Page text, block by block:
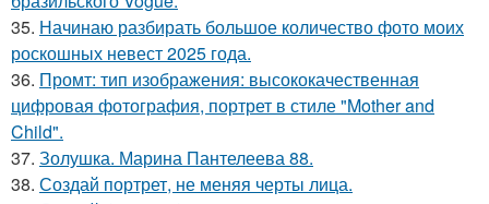
35. Начинаю разбирать большое количество фото моих
роскошных невест 2025 года.
36. Промт: тип изображения: высококачественная
цифровая фотография, портрет в стиле "Mother and
Child".
37. Золушка. Марина Пантелеева 88.
38. Создай портрет, не меняя черты лица.